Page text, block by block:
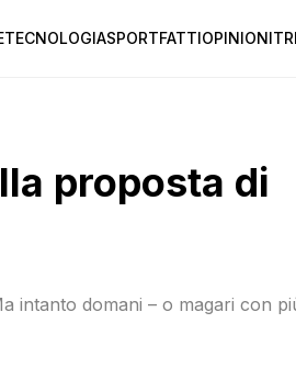
TECNOLOGIASPORTFATTIOPINIONI
proposta di
intanto domani – o magari con